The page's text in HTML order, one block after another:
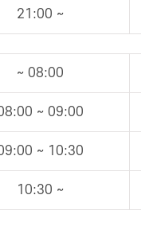
21:00 ~
~ 08:00
~ 09:00
~ 10:30
10:30 ~